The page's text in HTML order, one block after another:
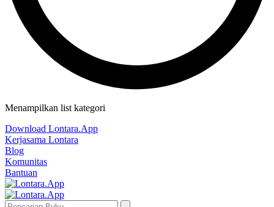
Menampilkan list kategori
Download Lontara.App
Kerjasama Lontara
Blog
Komunitas
Bantuan